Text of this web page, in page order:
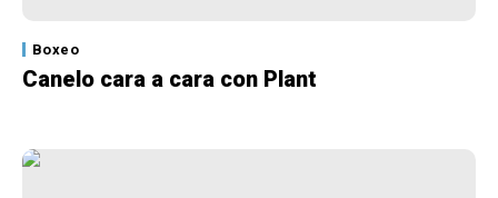
Boxeo
Canelo cara a cara con Plant